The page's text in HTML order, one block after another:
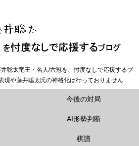
聡太竜王・名人/六冠を、忖度なしで応援するブ
現や藤井聡太氏の神格化は行っておりません
今後の対局
AI形勢判断
棋譜